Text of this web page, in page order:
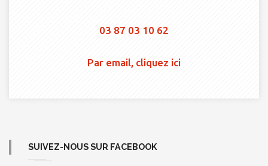
03 87 03 10 62
Par email, cliquez ici
SUIVEZ-NOUS SUR FACEBOOK